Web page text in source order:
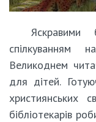
Яскравими
спілкуванням
Великоднем
для дітей.
християнських
бібліотекарів